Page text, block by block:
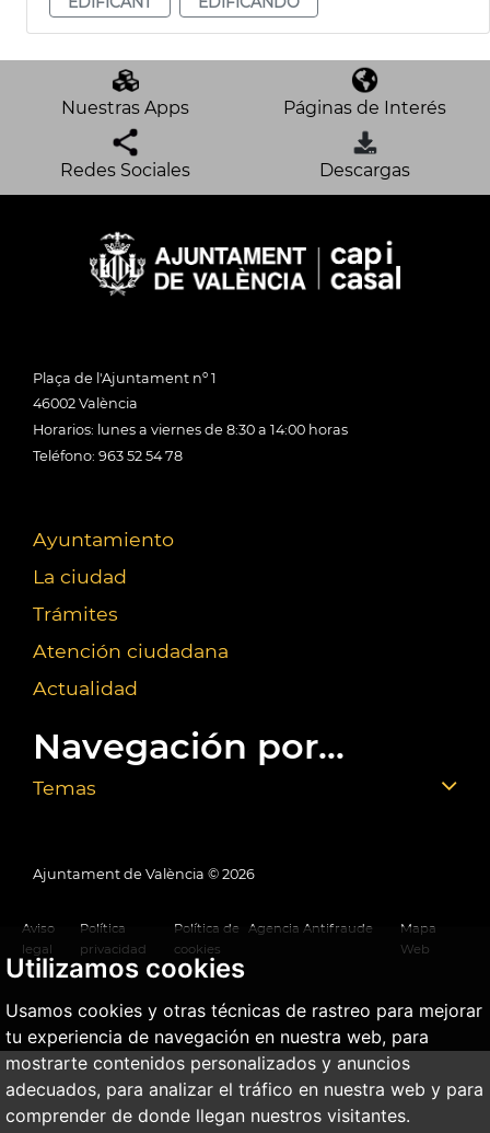
Utilizamos cookies
Usamos cookies y otras técnicas de rastreo para mejorar
tu experiencia de navegación en nuestra web, para
mostrarte contenidos personalizados y anuncios
adecuados, para analizar el tráfico en nuestra web y para
comprender de donde llegan nuestros visitantes.
Nuestras Apps Páginas de Interés
Redes Sociales Descargas
Plaça de l'Ajuntament nº 1
46002 València
Horarios: lunes a viernes de 8:30 a 14:00 horas
Teléfono: 963 52 54 78
Ayuntamiento
La ciudad
Trámites
Atención ciudadana
Actualidad
Navegación por...
Temas
Ajuntament de València © 2026
Aviso
legal
Política
privacidad
Política de
cookies
Agencia Antifraude
Mapa
Web